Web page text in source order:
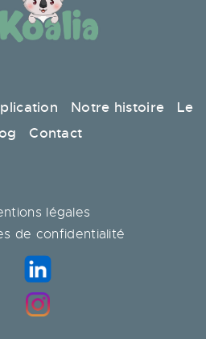
Notre histoire
Le
Contact
légales
de confidentialité